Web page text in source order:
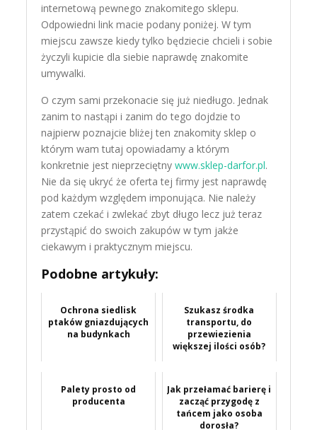
internetową pewnego znakomitego sklepu.
Odpowiedni link macie podany poniżej. W tym
miejscu zawsze kiedy tylko będziecie chcieli i sobie
życzyli kupicie dla siebie naprawdę znakomite
umywalki.
O czym sami przekonacie się już niedługo. Jednak
zanim to nastąpi i zanim do tego dojdzie to
najpierw poznajcie bliżej ten znakomity sklep o
którym wam tutaj opowiadamy a którym
konkretnie jest nieprzeciętnywww.sklep-darfor.pl.
Nie da się ukryć że oferta tej firmy jest naprawdę
pod każdym względem imponująca. Nie należy
zatem czekać i zwlekać zbyt długo lecz już teraz
przystąpić do swoich zakupów w tym jakże
ciekawym i praktycznym miejscu.
Podobne artykuły:
Ochrona siedlisk
ptaków gniazdujących
na budynkach
Szukasz środka
transportu, do
przewiezienia
większej ilości osób?
Palety prosto od
producenta
Jak przełamać barierę i
zacząć przygodę z
tańcem jako osoba
dorosła?